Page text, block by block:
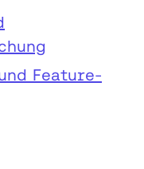
Feature-